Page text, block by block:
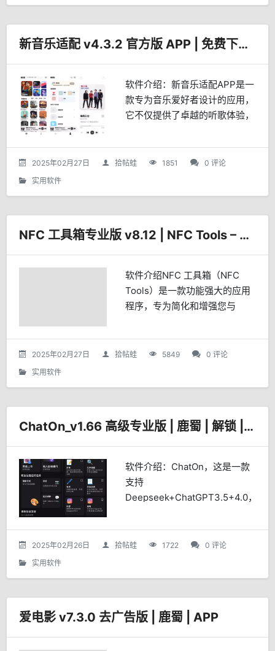
新音乐适配 v4.3.2 官方版 APP | 免费下载无损音乐
软件介绍：新音乐适配APP是一
款专为音乐爱好者设计的应用，
它不仅提供了卓越的听歌体验，
论是寻找新歌、管理个人歌单，
还是下载喜爱的音乐，这款APP
2025年02月27日 拾帖蛙 1851
0 评论
实用软件
NFC 工具箱专业版 v8.12 | NFC Tools – Pro Edition
软件介绍NFC 工具箱（NFC
Tools）是一款功能强大的应用
程序，专为简化和增强您与
的交互而设计。凭借简洁直观的
操作界面，它能让您轻松读取、
2025年02月27日 拾帖蛙 5849
0 评论
实用软件
ChatOn_v1.66 高级专业版 | 鹿蜀 | 解锁 | APP
软件介绍：ChatOn，这是一款
支持
Deepseek+ChatGPT3.5+4.0，
智能聊天助手。第一次上手也不
用担心，ChatOn拥有几十上百
2025年02月26日 拾帖蛙 1722
0 评论
实用软件
爱电影 v7.3.0 去广告版 | 鹿蜀 | APP